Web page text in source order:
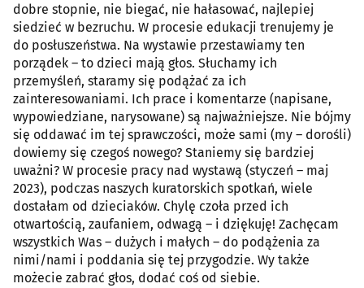
dobre stopnie, nie biegać, nie hałasować, najlepiej
siedzieć w bezruchu. W procesie edukacji trenujemy je
do posłuszeństwa. Na wystawie przestawiamy ten
porządek – to dzieci mają głos. Słuchamy ich
przemyśleń, staramy się podążać za ich
zainteresowaniami. Ich prace i komentarze (napisane,
wypowiedziane, narysowane) są najważniejsze. Nie bójmy
się oddawać im tej sprawczości, może sami (my – dorośli)
dowiemy się czegoś nowego? Staniemy się bardziej
uważni? W procesie pracy nad wystawą (styczeń – maj
2023), podczas naszych kuratorskich spotkań, wiele
dostałam od dzieciaków. Chylę czoła przed ich
otwartością, zaufaniem, odwagą – i dziękuję! Zachęcam
wszystkich Was – dużych i małych – do podążenia za
nimi/nami i poddania się tej przygodzie. Wy także
możecie zabrać głos, dodać coś od siebie.